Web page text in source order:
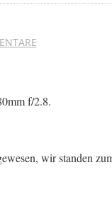
f/2.8.
wir standen